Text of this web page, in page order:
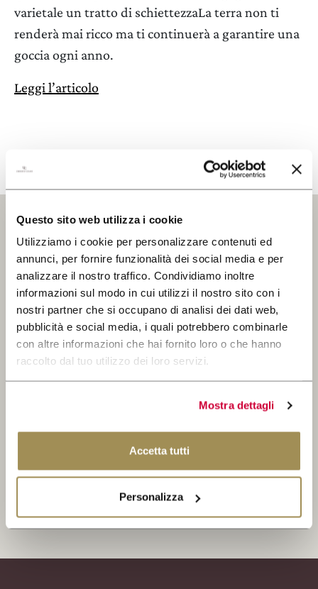
Questo sito web utilizza i cookie
Utilizziamo i cookie per personalizzare contenuti ed
annunci, per fornire funzionalità dei social media e per
analizzare il nostro traffico. Condividiamo inoltre
informazioni sul modo in cui utilizzi il nostro sito con i
nostri partner che si occupano di analisi dei dati web,
pubblicità e social media, i quali potrebbero combinarle
con altre informazioni che hai fornito loro o che hanno
raccolto dal tuo utilizzo dei loro servizi.
Mostra dettagli
Accetta tutti
Personalizza
VINI
GIFT PACK
EVENTI BUSINESS
IL NOSTRO SHOP
EXCLUSIVE
WINE CLUB
CERCA UN ARGOMENTO SUL SITO DI UMBERTO
CERCA
varietale un tratto di schiettezzaLa terra non ti
renderà mai ricco ma ti continuerà a garantire una
goccia ogni anno.
Leggi l’articolo
Iscriviti alla Newsletter
Resta aggiornato su tutte le nostre
novità.
ISCRIVITI